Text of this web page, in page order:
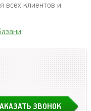
всех клиентов и